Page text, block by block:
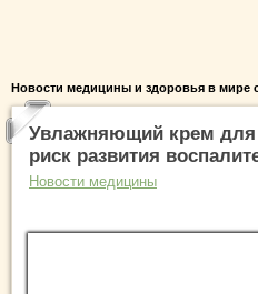
Новости медицины и здоровья в мире
Увлажняющий крем для
риск развития
Новости медицины